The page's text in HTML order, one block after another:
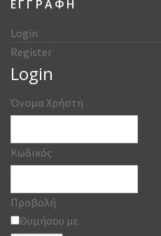
ΕΓΓΡΑΦΗ
Login
Register
Login
Όνομα Χρήστη
Κωδικός
Προβολή
Θυμήσου με